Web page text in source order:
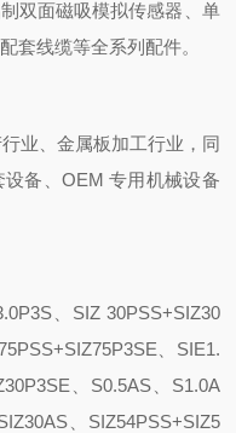
双面磁吸模拟传感器、单
套线缆等全系列配件。
业、金属板加工行业，同
备、OEM 专用机械设备
、SIZ 30PSS+SIZ30
、SIE1.
、S0.5AS、S1.0A
、SIZ54PSS+SIZ5